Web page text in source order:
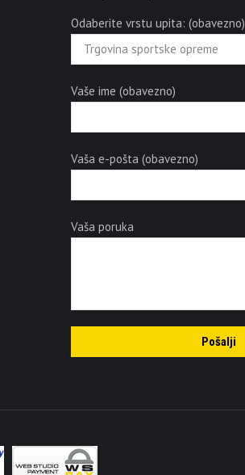
Odaberite vrstu upita: (obavezno)
Vaše ime (obavezno)
Vaša e-pošta (obavezno)
Vaša poruka